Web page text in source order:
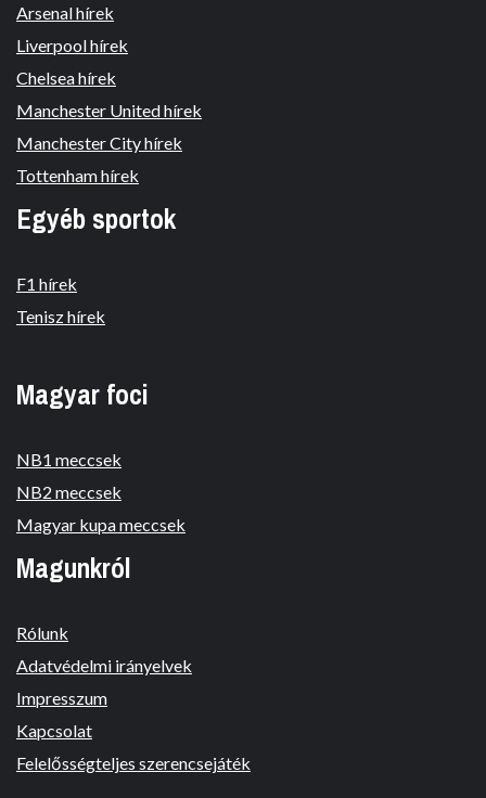
Arsenal hírek
Liverpool hírek
Chelsea hírek
Manchester United hírek
Manchester City hírek
Tottenham hírek
Egyéb sportok
F1 hírek
Tenisz hírek
Magyar foci
NB1 meccsek
NB2 meccsek
Magyar kupa meccsek
Magunkról
Rólunk
Adatvédelmi irányelvek
Impresszum
Kapcsolat
Felelősségteljes szerencsejáték